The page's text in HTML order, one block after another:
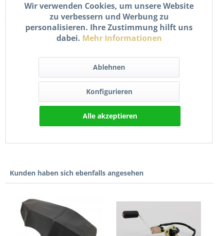
Kunden kauften auch
Tankgeber Sensor 2-polig
für ATU Generic CPI...
Bremsbacken &
Bremsbeläge Set vorne +
hinten...
Kunden haben sich ebenfalls angesehen
Wir verwenden Cookies, um unsere Website
zu verbessern und Werbung zu
personalisieren. Ihre Zustimmung hilft uns
dabei. Mehr Informationen
Ablehnen
Konfigurieren
Alle akzeptieren